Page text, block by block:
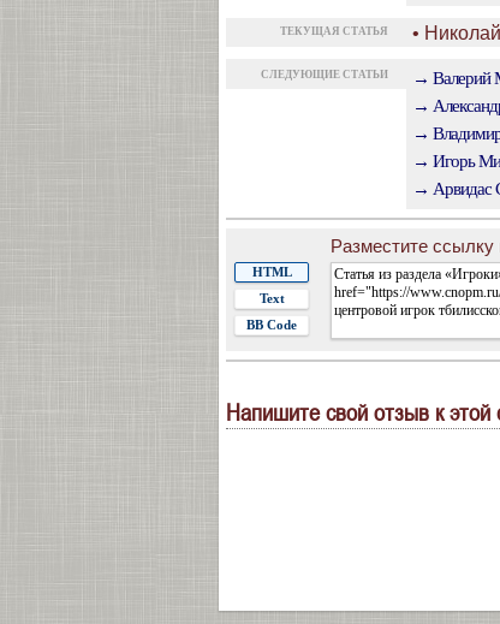
ТЕКУЩАЯ СТАТЬЯ •
СЛЕДУЮЩИЕ СТАТЬИ
→ Валерий
→
→
→ Игорь
→ Арвидас
Разместите
HTML
Text
BB Code
Напишите свой отзыв к этой